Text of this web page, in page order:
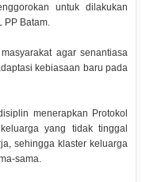
untuk dilakukan
Batam.
agar senantiasa
kebiasaan baru pada
menerapkan Protokol
yang tidak tinggal
sehingga klaster keluarga
sama.